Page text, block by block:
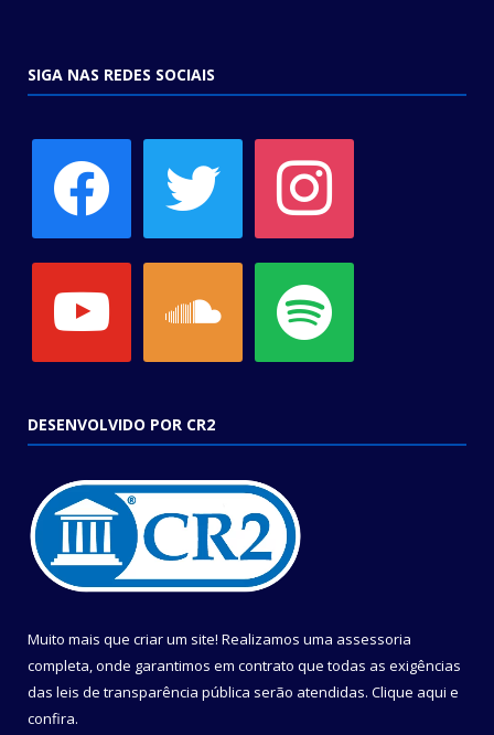
SIGA NAS REDES SOCIAIS
DESENVOLVIDO POR CR2
Muito mais que criar um site! Realizamos uma assessoria
completa, onde garantimos em contrato que todas as exigências
das leis de transparência pública serão atendidas. Clique aqui e
confira.